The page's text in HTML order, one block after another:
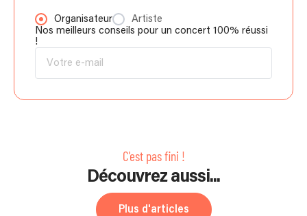
Organisateur
Artiste
Nos meilleurs conseils pour un concert 100% réussi
!
C'est pas fini !
Découvrez aussi...
Plus d'articles